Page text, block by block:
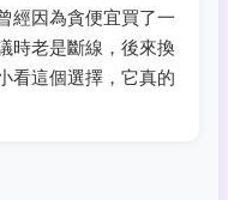
經因為貪便宜買了一
時老是斷線，後來換
看這個選擇，它真的